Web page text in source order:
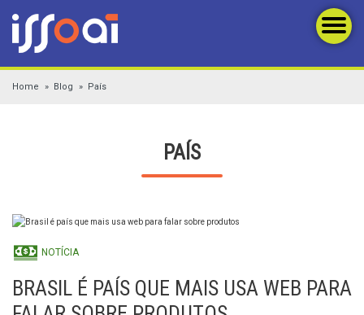
Home Blog País
PAÍS
NOTÍCIA
BRASIL É PAÍS QUE MAIS USA WEB PARA